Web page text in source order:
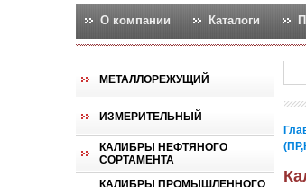
О компании Каталоги
МЕТАЛЛОРЕЖУЩИЙ
ИЗМЕРИТЕЛЬНЫЙ
КАЛИБРЫ НЕФТЯНОГО
СОРТАМЕНТА
КАЛИБРЫ ПРОМЫШЛЕННОГО